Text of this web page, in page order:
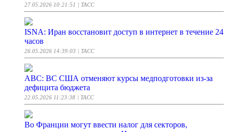
27.05.2026 10:21:51 | ТАСС
ISNA: Иран восстановит доступ в интернет в течение 24
часов
26.05.2026 14:39:03 | ТАСС
АВС: ВС США отменяют курсы медподготовки из-за
дефицита бюджета
22.05.2026 11:23:38 | ТАСС
Во Франции могут ввести налог для секторов,